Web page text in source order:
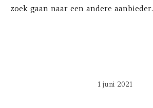
zoek gaan naar een andere aanbieder.
1 juni 2021